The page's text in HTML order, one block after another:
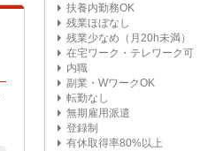
扶養内勤務OK
残業ほぼなし
残業少なめ（月20h未満）
在宅ワーク・テレワーク可
内職
副業・WワークOK
転勤なし
無期雇用派遣
登録制
有休取得率80%以上